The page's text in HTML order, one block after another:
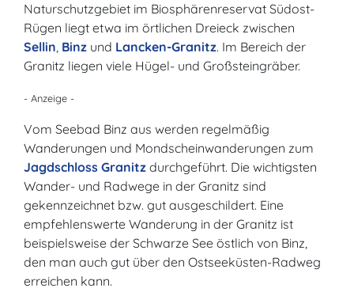
Naturschutzgebiet im Biosphärenreservat Südost-
Rügen liegt etwa im örtlichen Dreieck zwischen
Sellin, Binz und Lancken-Granitz. Im Bereich der
Granitz liegen viele Hügel- und Großsteingräber.
- Anzeige -
Vom Seebad Binz aus werden regelmäßig
Wanderungen und Mondscheinwanderungen zum
Jagdschloss Granitz durchgeführt. Die wichtigsten
Wander- und Radwege in der Granitz sind
gekennzeichnet bzw. gut ausgeschildert. Eine
empfehlenswerte Wanderung in der Granitz ist
beispielsweise der Schwarze See östlich von Binz,
den man auch gut über den Ostseeküsten-Radweg
erreichen kann.